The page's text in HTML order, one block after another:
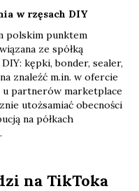
w rzęsach DIY
polskim punktem
ze spółką
kępki, bonder, sealer,
znaleźć m.in. w ofercie
partnerów marketplace
utożsamiać obecności
na półkach
na TikToka